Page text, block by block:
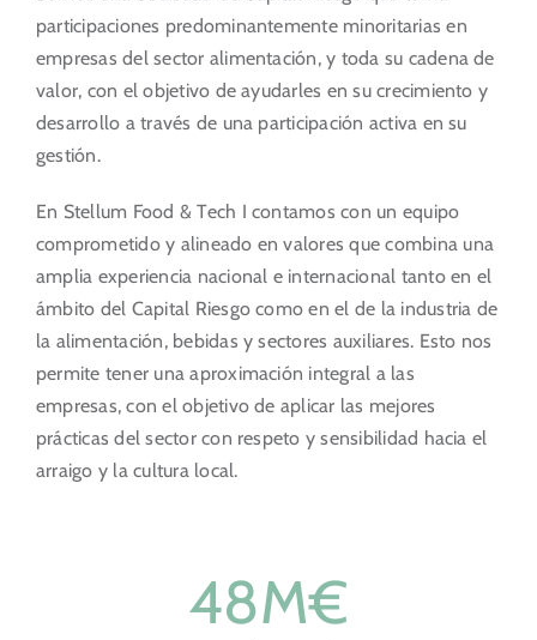
ES
participaciones predominantemente minoritarias en
empresas del sector alimentación, y toda su cadena de
valor, con el objetivo de ayudarles en su crecimiento y
desarrollo a través de una participación activa en su
gestión.
En Stellum Food & Tech I contamos con un equipo
comprometido y alineado en valores que combina una
amplia experiencia nacional e internacional tanto en el
ámbito del Capital Riesgo como en el de la industria de
la alimentación, bebidas y sectores auxiliares. Esto nos
permite tener una aproximación integral a las
empresas, con el objetivo de aplicar las mejores
prácticas del sector con respeto y sensibilidad hacia el
arraigo y la cultura local.
48M€